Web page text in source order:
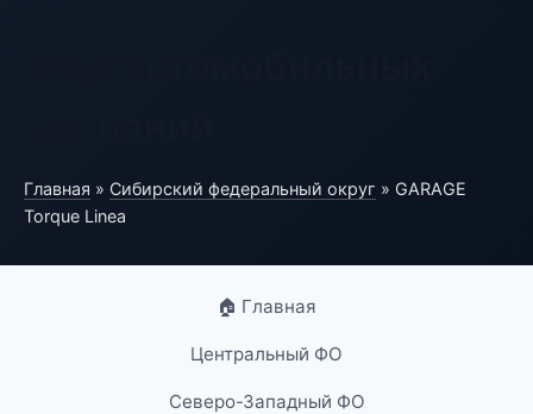
Главная » Сибирский федеральный округ » GARAGE
Torque Linea
🏠 Главная
Центральный ФО
Северо-Западный ФО